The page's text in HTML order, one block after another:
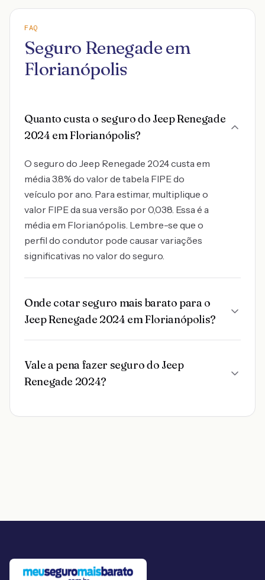
FAQ
Seguro Renegade em
Florianópolis
Quanto custa o seguro do Jeep Renegade
2024 em Florianópolis?
O seguro do Jeep Renegade 2024 custa em
média 3.8% do valor de tabela FIPE do
veículo por ano. Para estimar, multiplique o
valor FIPE da sua versão por 0,038. Essa é a
média em Florianópolis. Lembre-se que o
perfil do condutor pode causar variações
significativas no valor do seguro.
Onde cotar seguro mais barato para o
Jeep Renegade 2024 em Florianópolis?
Vale a pena fazer seguro do Jeep
Renegade 2024?